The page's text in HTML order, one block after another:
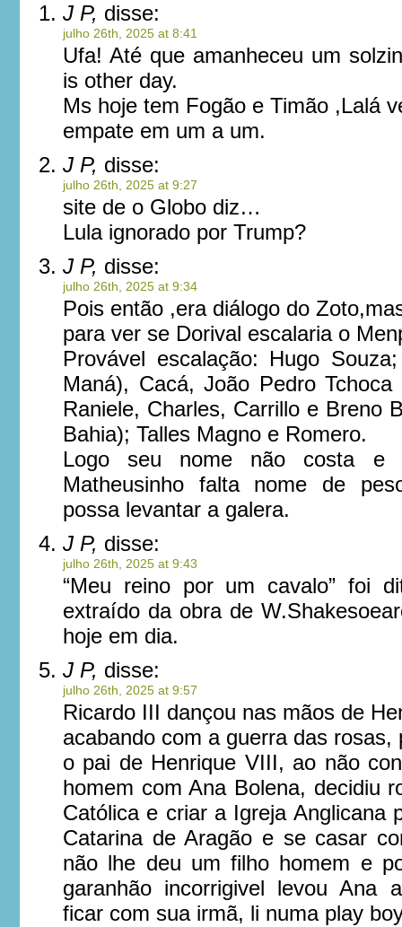
J P, disse:
julho 26th, 2025 at 8:41
Ufa! Até que amanheceu um
is other day.
Ms hoje tem Fogão e Timão ,Lalá
empate em um a um.
J P, disse:
julho 26th, 2025 at 9:27
site de o Globo diz…
Lula ignorado por Trump?
J P, disse:
julho 26th, 2025 at 9:34
Pois então ,era diálogo do
para ver se Dorival escalaria o
Provável escalação: Hugo
Maná), Cacá, João Pedro
Raniele, Charles, Carrillo e Breno
Bahia); Talles Magno e Romero.
Logo seu nome não costa
Matheusinho falta nome de
possa levantar a galera.
J P, disse:
julho 26th, 2025 at 9:43
“Meu reino por um cavalo” foi
extraído da obra de
hoje em dia.
J P, disse:
julho 26th, 2025 at 9:57
Ricardo III dançou nas mãos de
acabando com a guerra das rosas,
o pai de Henrique VIII, ao não
homem com Ana Bolena, decidiu
Católica e criar a Igreja Anglicana
Catarina de Aragão e se casar
não lhe deu um filho homem e
garanhão incorrigivel levou Ana
ficar com sua irmã, li numa play